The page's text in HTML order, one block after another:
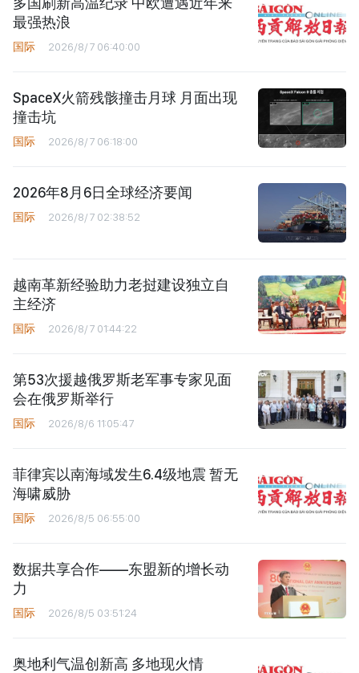
最强热浪
国际 2026/8/7 06:40:00
SpaceX火箭残骸撞击月球 月面出现
撞击坑
国际 2026/8/7 06:18:00
2026年8月6日全球经济要闻
国际 2026/8/7 02:38:52
越南革新经验助力老挝建设独立自
主经济
国际 2026/8/7 01:44:22
第53次援越俄罗斯老军事专家见面
会在俄罗斯举行
国际 2026/8/6 11:05:47
菲律宾以南海域发生6.4级地震 暂无
海啸威胁
国际 2026/8/5 06:55:00
数据共享合作——东盟新的增长动
力
国际 2026/8/5 03:51:24
奥地利气温创新高 多地现火情